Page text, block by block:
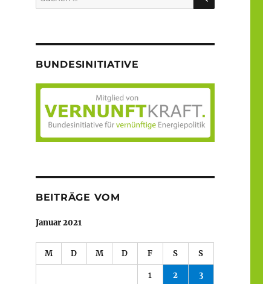
nach:
BUNDESINITIATIVE
BEITRÄGE VOM
Januar 2021
M D M D F S S
1 2 3